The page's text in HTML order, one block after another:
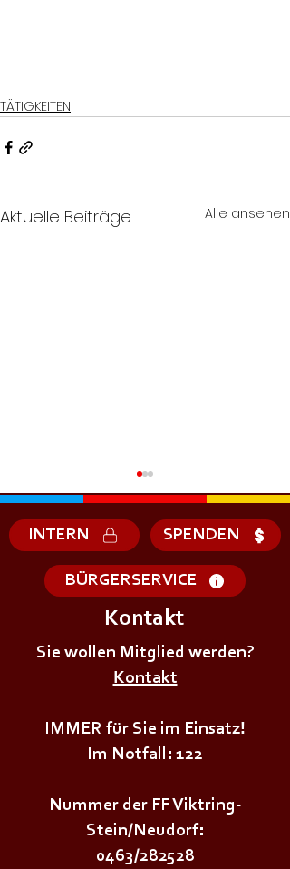
TÄTIGKEITEN
Aktuelle Beiträge Alle ansehen
+++𝗘𝗥𝗦𝗧𝗘 - 𝗛𝗜𝗟𝗙𝗘
𝗞𝗨𝗥𝗦 𝗱𝗲𝗿
𝗝𝘂𝗴𝗲𝗻𝗱𝗳𝗲𝘂𝗲𝗿𝘄𝗲𝗵𝗿+++
INTERN SPENDEN
BÜRGERSERVICE
Kontakt
Sie wollen Mitglied werden?
Kontakt
IMMER für Sie im Einsatz!
Im Notfall: 122
Nummer der FF Viktring-
Stein/Neudorf:
0463/282528